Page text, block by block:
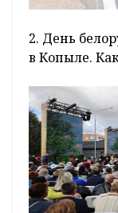
2. День
в Копыле.